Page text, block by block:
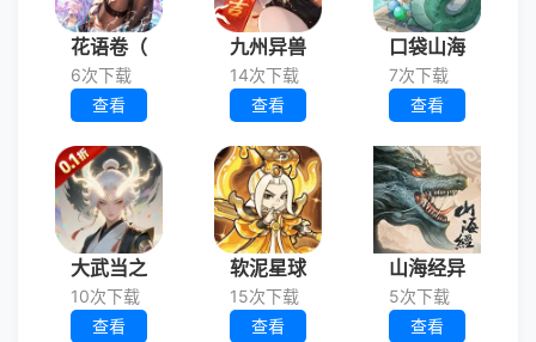
花语卷（
6次下载
查看
九州异兽
14次下载
查看
口袋山海
7次下载
查看
大武当之
10次下载
查看
软泥星球
15次下载
查看
山海经异
5次下载
查看